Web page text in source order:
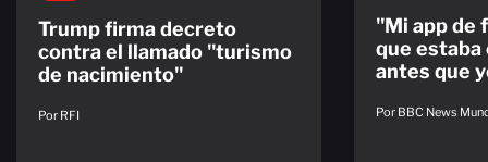
Trump firma decreto
contra el llamado "turismo
de nacimiento"
Por RFI
"Mi app de
que estaba
antes que
Por BBC News